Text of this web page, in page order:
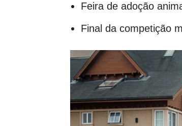
Feira de adoção
Final da competição